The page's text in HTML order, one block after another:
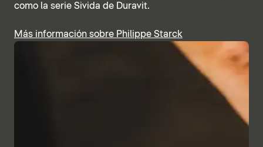
como la serie Sivida de Duravit.
Más información sobre Philippe Starck